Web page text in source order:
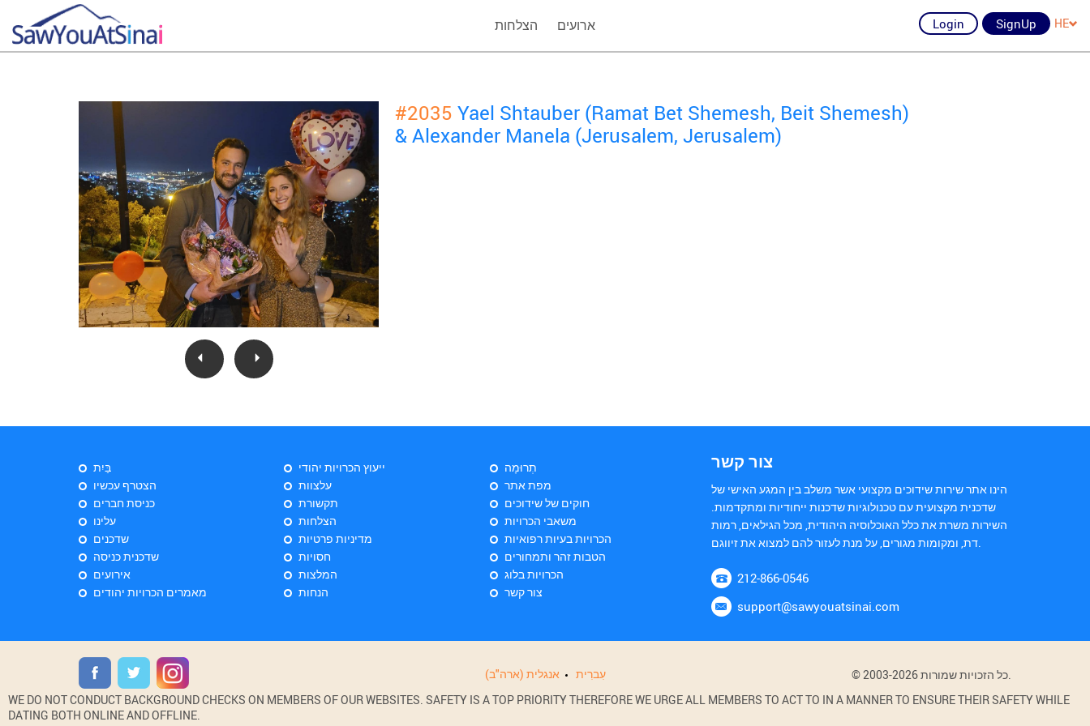
הצלחות ארועים Login SignUp HE
#2035 Yael Shtauber (Ramat Bet Shemesh, Beit Shemesh)
& Alexander Manela (Jerusalem, Jerusalem)
בַּיִת
הצטרף עכשיו
כניסת חברים
עלינו
שדכנים
שדכנית כניסה
אירועים
מאמרים הכרויות יהודים
ייעוץ הכרויות יהודי
עלצוות
תקשורת
הצלחות
מדיניות פרטיות
חסויות
המלצות
הנחות
תְרוּמָה
מפת אתר
חוקים של שידוכים
משאבי הכרויות
הכרויות בעיות רפואיות
הטבות זהר ותמחורים
הכרויות בלוג
צור קשר
צור קשר
הינו אתר שירות שידוכים מקצועי אשר משלב בין המגע האישי של
שדכנית מקצועית עם טכנולוגיות שדכנות ייחודיות ומתקדמות.
השירות משרת את כלל האוכלוסיה היהודית, מכל הגילאים, רמות
212-866-0546
support@sawyouatsinai.com
אנגלית (ארה"ב) עִברִית
WE DO NOT CONDUCT BACKGROUND CHECKS ON MEMBERS OF OUR WEBSITES. SAFETY IS A TOP PRIORITY THEREFORE WE URGE ALL MEMBERS TO ACT TO IN A MANNER TO ENSURE THEIR SAFETY WHILE
DATING BOTH ONLINE AND OFFLINE.